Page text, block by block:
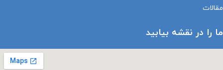
مقالات
ما را در نقشه بیابید